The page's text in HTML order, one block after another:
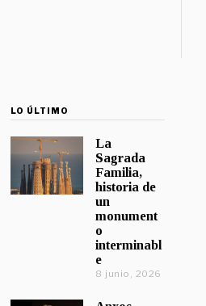
LO ÚLTIMO
La
Sagrada
Familia,
historia de
un
monument
o
interminabl
e
8 junio, 2026